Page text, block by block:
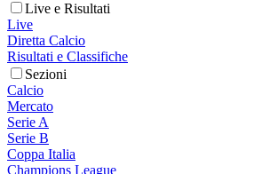
Live e Risultati
Live
Diretta Calcio
Risultati e Classifiche
Sezioni
Calcio
Mercato
Serie A
Serie B
Coppa Italia
Champions League